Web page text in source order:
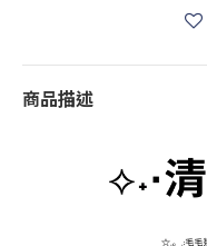
商品描述